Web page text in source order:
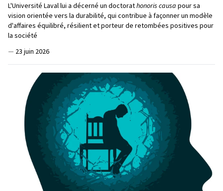
L'Université Laval lui a décerné un doctorathonoris causa pour sa
vision orientée vers la durabilité, qui contribue à façonner un modèle
d'affaires équilibré, résilient et porteur de retombées positives pour
la société
— 23 juin 2026